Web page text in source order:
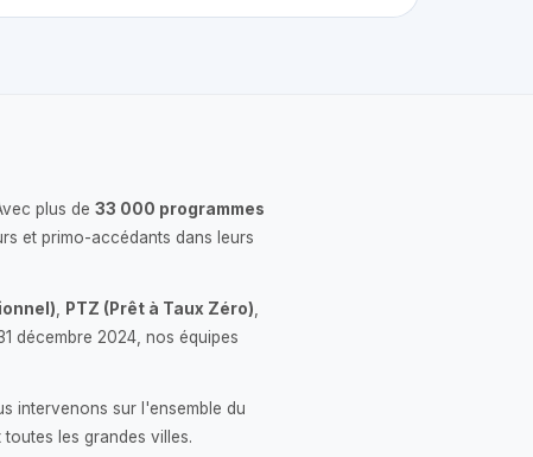
plus de 33 000 programmes
et primo-accédants dans leurs
PTZ (Prêt à Taux Zéro)
décembre 2024, nos équipes
intervenons sur l'ensemble du
les grandes villes.